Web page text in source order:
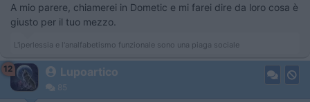
A mio parere, chiamerei in Dometic e mi farei dire da loro cosa è
giusto per il tuo mezzo.
L'iperlessia e l'analfabetismo funzionale sono una piaga sociale
12 Lupoartico
85